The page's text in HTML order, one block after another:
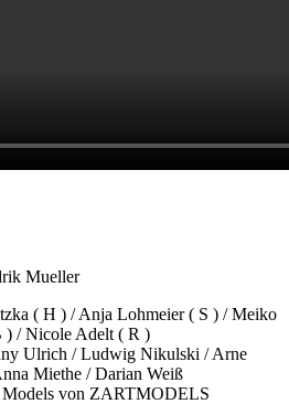
Mueller
( H ) / Anja Lohmeier ( S ) / Meiko
) / Nicole Adelt ( R )
Ulrich / Ludwig Nikulski / Arne
Miethe / Darian Weiß
Models von ZARTMODELS